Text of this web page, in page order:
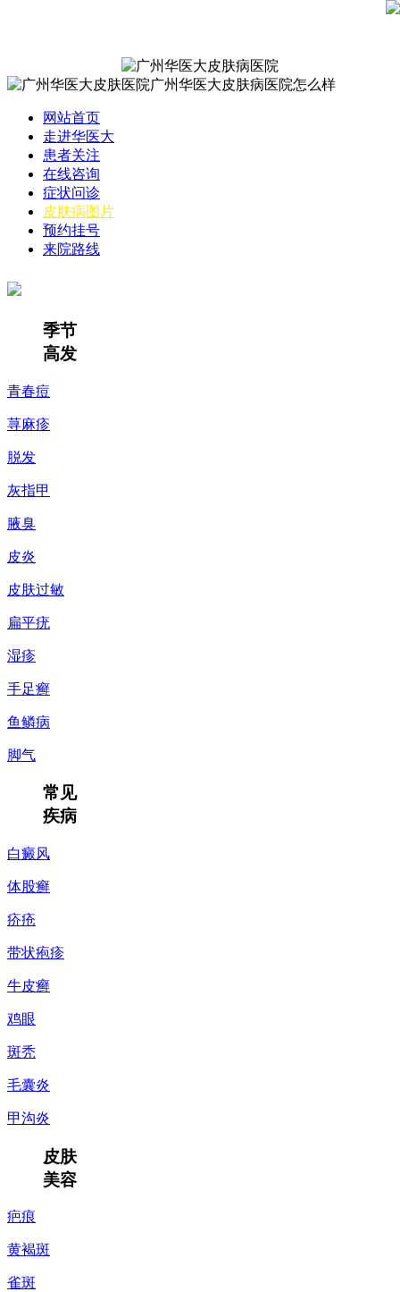
网站首页
走进华医大
患者关注
在线咨询
症状问诊
皮肤病图片
预约挂号
来院路线
季节
高发
青春痘
荨麻疹
脱发
灰指甲
腋臭
皮炎
皮肤过敏
扁平疣
湿疹
手足癣
鱼鳞病
脚气
常见
疾病
白癜风
体股癣
疥疮
带状疱疹
牛皮癣
鸡眼
斑秃
毛囊炎
甲沟炎
皮肤
美容
疤痕
黄褐斑
雀斑